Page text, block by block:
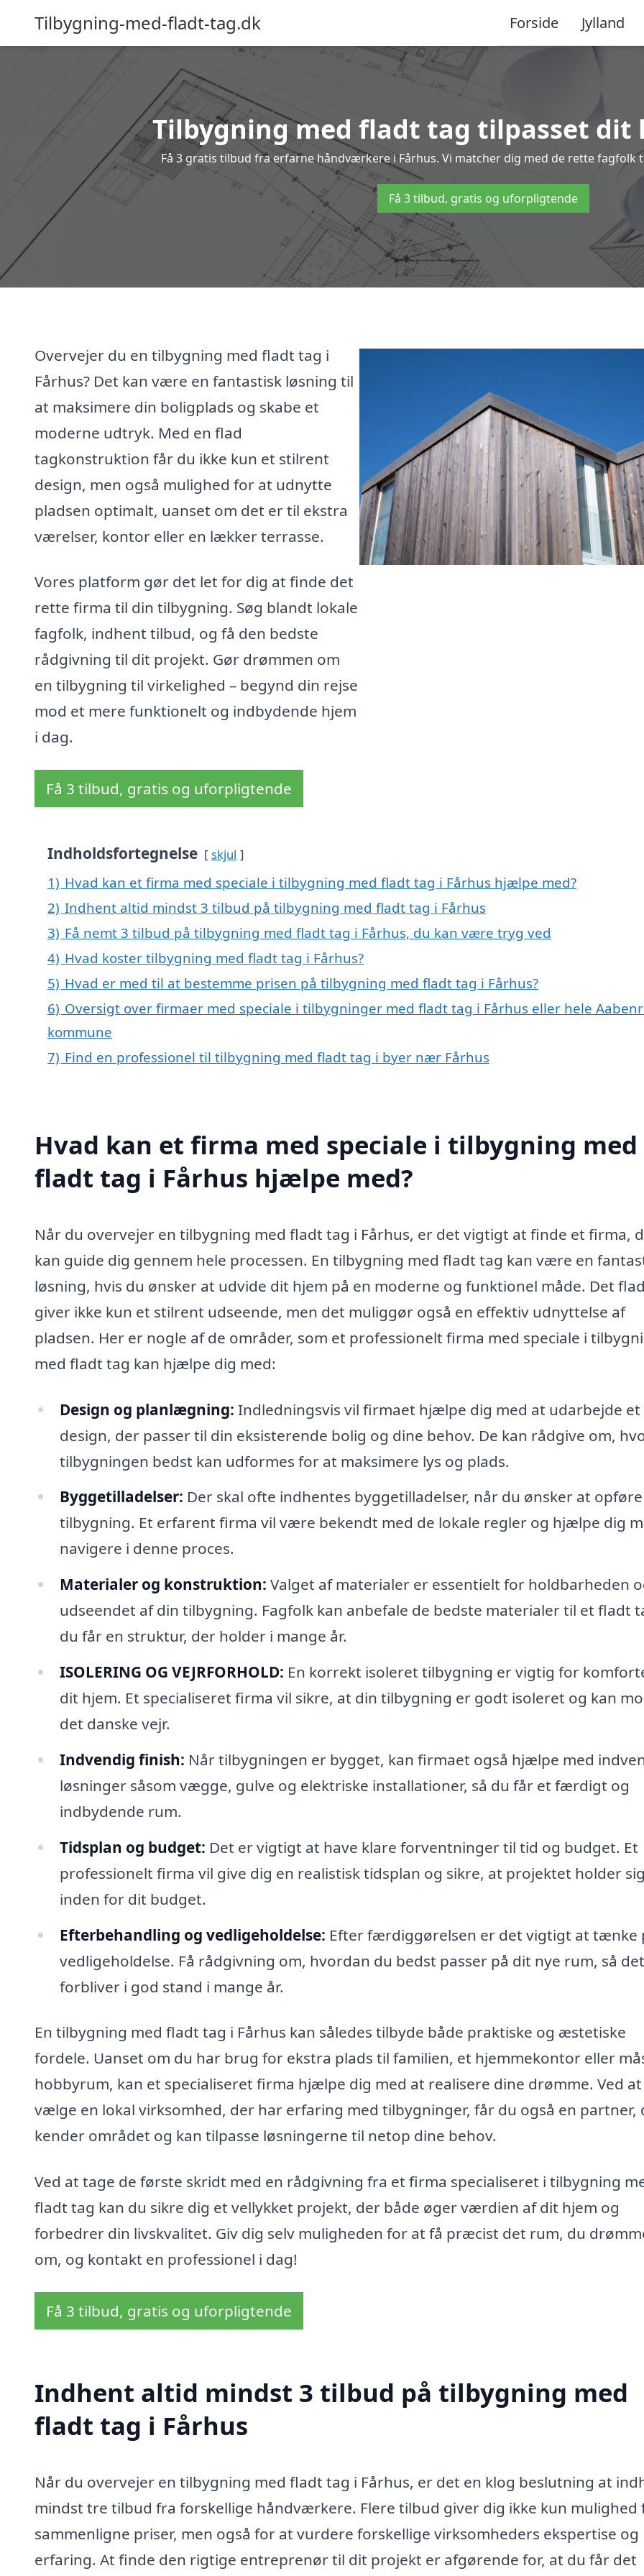
Tilbygning-med-fladt-tag.dk Forside Jylland
Tilbygning med fladt tag tilpasset dit
Få 3 gratis tilbud fra erfarne håndværkere i Fårhus. Vi matcher dig med de rette fagfolk
Få 3 tilbud, gratis og uforpligtende
Overvejer du en tilbygning med fladt tag i
Fårhus? Det kan være en fantastisk løsning til
at maksimere din boligplads og skabe et
moderne udtryk. Med en flad
tagkonstruktion får du ikke kun et stilrent
design, men også mulighed for at udnytte
pladsen optimalt, uanset om det er til ekstra
værelser, kontor eller en lækker terrasse.
Vores platform gør det let for dig at finde det
rette firma til din tilbygning. Søg blandt lokale
fagfolk, indhent tilbud, og få den bedste
rådgivning til dit projekt. Gør drømmen om
en tilbygning til virkelighed – begynd din rejse
mod et mere funktionelt og indbydende hjem
i dag.
Få 3 tilbud, gratis og uforpligtende
Indholdsfortegnelse skjul
1) Hvad kan et firma med speciale i tilbygning med fladt tag i Fårhus hjælpe med?
2) Indhent altid mindst 3 tilbud på tilbygning med fladt tag i Fårhus
3) Få nemt 3 tilbud på tilbygning med fladt tag i Fårhus, du kan være tryg ved
4) Hvad koster tilbygning med fladt tag i Fårhus?
5) Hvad er med til at bestemme prisen på tilbygning med fladt tag i Fårhus?
6) Oversigt over firmaer med speciale i tilbygninger med fladt tag i Fårhus eller hele
kommune
7) Find en professionel til tilbygning med fladt tag i byer nær Fårhus
Hvad kan et firma med speciale i tilbygning med
fladt tag i Fårhus hjælpe med?
Når du overvejer en tilbygning med fladt tag i Fårhus, er det vigtigt at finde et firma,
kan guide dig gennem hele processen. En tilbygning med fladt tag kan være en
løsning, hvis du ønsker at udvide dit hjem på en moderne og funktionel måde. Det
giver ikke kun et stilrent udseende, men det muliggør også en effektiv udnyttelse af
pladsen. Her er nogle af de områder, som et professionelt firma med speciale i
med fladt tag kan hjælpe dig med:
Design og planlægning: Indledningsvis vil firmaet hjælpe dig med at udarbejde et
design, der passer til din eksisterende bolig og dine behov. De kan rådgive om,
tilbygningen bedst kan udformes for at maksimere lys og plads.
Byggetilladelser: Der skal ofte indhentes byggetilladelser, når du ønsker at
tilbygning. Et erfarent firma vil være bekendt med de lokale regler og hjælpe dig
navigere i denne proces.
Materialer og konstruktion: Valget af materialer er essentielt for holdbarheden
udseendet af din tilbygning. Fagfolk kan anbefale de bedste materialer til et fladt
du får en struktur, der holder i mange år.
ISOLERING OG VEJRFORHOLD: En korrekt isoleret tilbygning er vigtig for
dit hjem. Et specialiseret firma vil sikre, at din tilbygning er godt isoleret og kan
det danske vejr.
Indvendig finish: Når tilbygningen er bygget, kan firmaet også hjælpe med
løsninger såsom vægge, gulve og elektriske installationer, så du får et færdigt og
indbydende rum.
Tidsplan og budget: Det er vigtigt at have klare forventninger til tid og budget. Et
professionelt firma vil give dig en realistisk tidsplan og sikre, at projektet holder sig
inden for dit budget.
Efterbehandling og vedligeholdelse: Efter færdiggørelsen er det vigtigt at tænke
vedligeholdelse. Få rådgivning om, hvordan du bedst passer på dit nye rum, så det
forbliver i god stand i mange år.
En tilbygning med fladt tag i Fårhus kan således tilbyde både praktiske og æstetiske
fordele. Uanset om du har brug for ekstra plads til familien, et hjemmekontor eller
hobbyrum, kan et specialiseret firma hjælpe dig med at realisere dine drømme. Ved at
vælge en lokal virksomhed, der har erfaring med tilbygninger, får du også en partner,
kender området og kan tilpasse løsningerne til netop dine behov.
Ved at tage de første skridt med en rådgivning fra et firma specialiseret i tilbygning
fladt tag kan du sikre dig et vellykket projekt, der både øger værdien af dit hjem og
forbedrer din livskvalitet. Giv dig selv muligheden for at få præcist det rum, du
om, og kontakt en professionel i dag!
Få 3 tilbud, gratis og uforpligtende
Indhent altid mindst 3 tilbud på tilbygning med
fladt tag i Fårhus
Når du overvejer en tilbygning med fladt tag i Fårhus, er det en klog beslutning at
mindst tre tilbud fra forskellige håndværkere. Flere tilbud giver dig ikke kun mulighed
sammenligne priser, men også for at vurdere forskellige virksomheders ekspertise og
erfaring. At finde den rigtige entreprenør til dit projekt er afgørende for, at du får det